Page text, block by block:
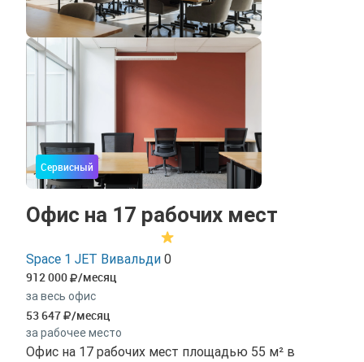
Сервисный
Офис на 17 рабочих мест
Space 1 JET Вивальди 0
912 000 /месяц
за весь офис
53 647 /месяц
за рабочее место
Офис на 17 рабочих мест площадью 55 м² в